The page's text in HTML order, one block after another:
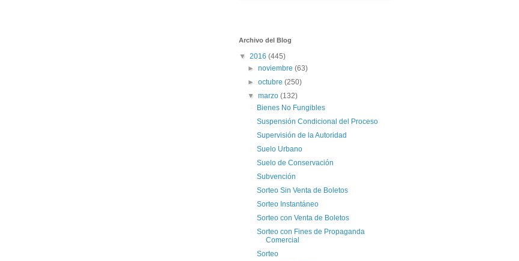
Archivo del Blog
▼ 2016 (445)
►noviembre(63)
►octubre(250)
▼marzo(132)
Bienes No Fungibles
Suspensión Condicional del Proceso
Supervisión de la Autoridad
Suelo Urbano
Suelo de Conservación
Subvención
Sorteo Sin Venta de Boletos
Sorteo Instantáneo
Sorteo con Venta de Boletos
Sorteo con Fines de Propaganda
Comercial
Sorteo